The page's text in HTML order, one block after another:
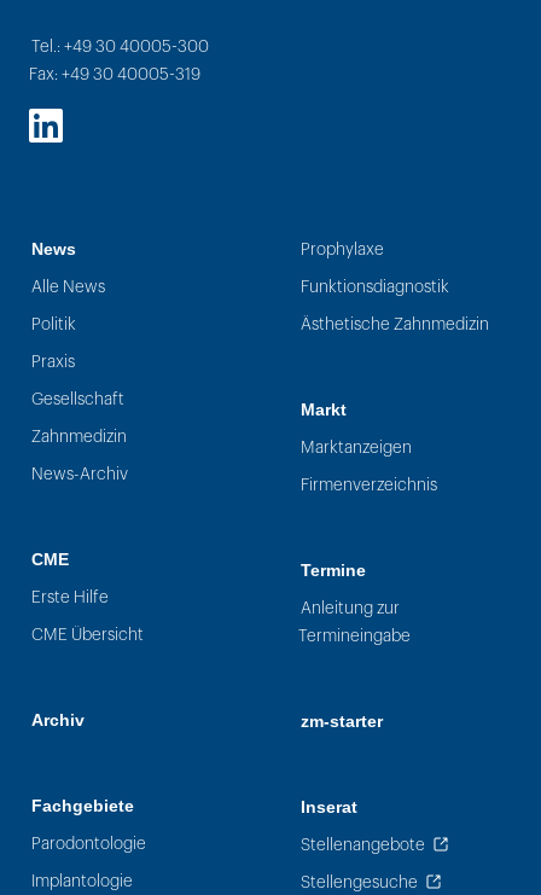
Tel.: +49 30 40005-300
Fax: +49 30 40005-319
LinkedIn
News
Alle News
Politik
Praxis
Gesellschaft
Zahnmedizin
News-Archiv
CME
Erste Hilfe
CME Übersicht
Archiv
Fachgebiete
Parodontologie
Implantologie
Prophylaxe
Funktionsdiagnostik
Ästhetische Zahnmedizin
Markt
Marktanzeigen
Firmenverzeichnis
Termine
Anleitung zur
Termineingabe
zm-starter
Inserat
Stellenangebote
Stellengesuche